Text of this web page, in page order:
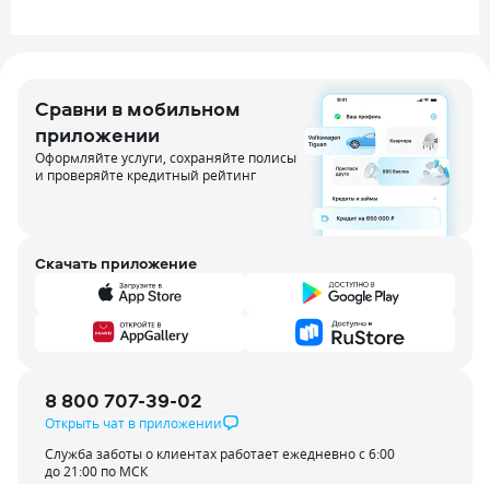
Сравни в мобильном
приложении
Оформляйте услуги, сохраняйте полисы
и проверяйте кредитный рейтинг
Скачать приложение
8 800 707-39-02
Открыть чат в приложении
Служба заботы о клиентах работает ежедневно с 6:00
до 21:00 по МСК